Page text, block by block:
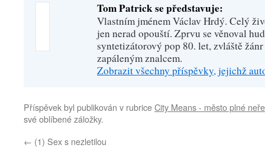
Tom Patrick se představuje:
Vlastním jménem Václav Hrdý. Celý
jen nerad opouští. Zprvu se věnoval
syntetizátorový pop 80. let, zvláště
zapáleným znalcem.
Zobrazit všechny příspěvky, jejichž
Příspěvek byl publikován v rubriceCity Means - město plné
své oblíbené záložky.
← (1) Sex s nezletilou